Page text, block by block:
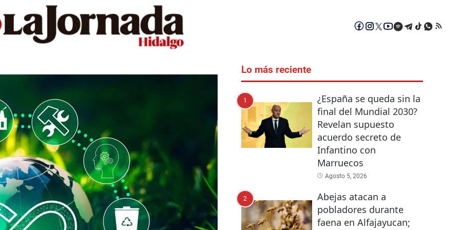
Lo más reciente
1
¿España se queda sin la
final del Mundial 2030?
Revelan supuesto
acuerdo secreto de
Infantino con
Marruecos
Agosto 5, 2026
2
Abejas atacan a
pobladores durante
faena en Alfajayucan;